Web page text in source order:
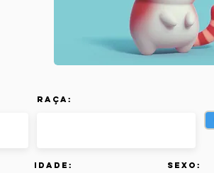
Raça:
Idade: Sexo: